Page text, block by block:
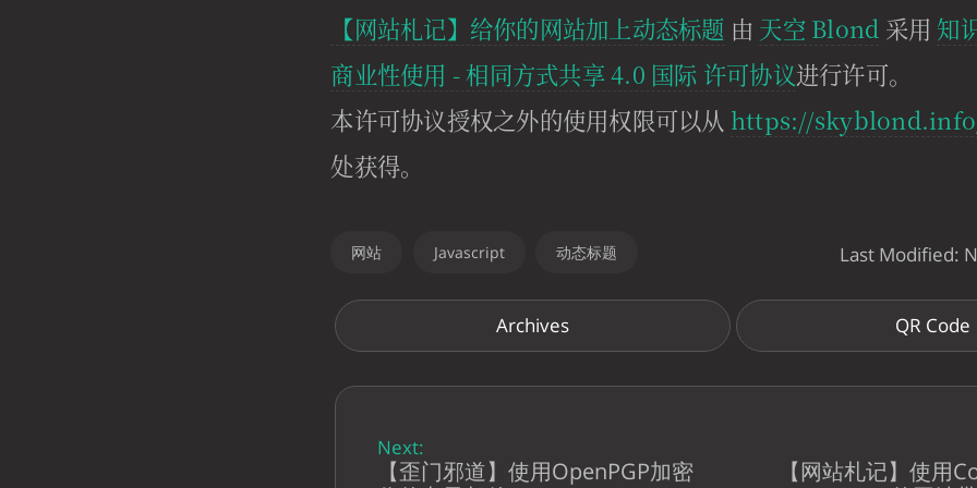
【网站札记】给你的网站加上动态标题 由 天空 Blond 采用 知
商业性使用 - 相同方式共享 4.0 国际 许可协议进行许可。
本许可协议授权之外的使用权限可以从 https://
处获得。
网站 Javascript 动态标题 Last Modified:
Archives QR Code
Next:
【歪门邪道】使用OpenPGP加密
【网站札记】使用